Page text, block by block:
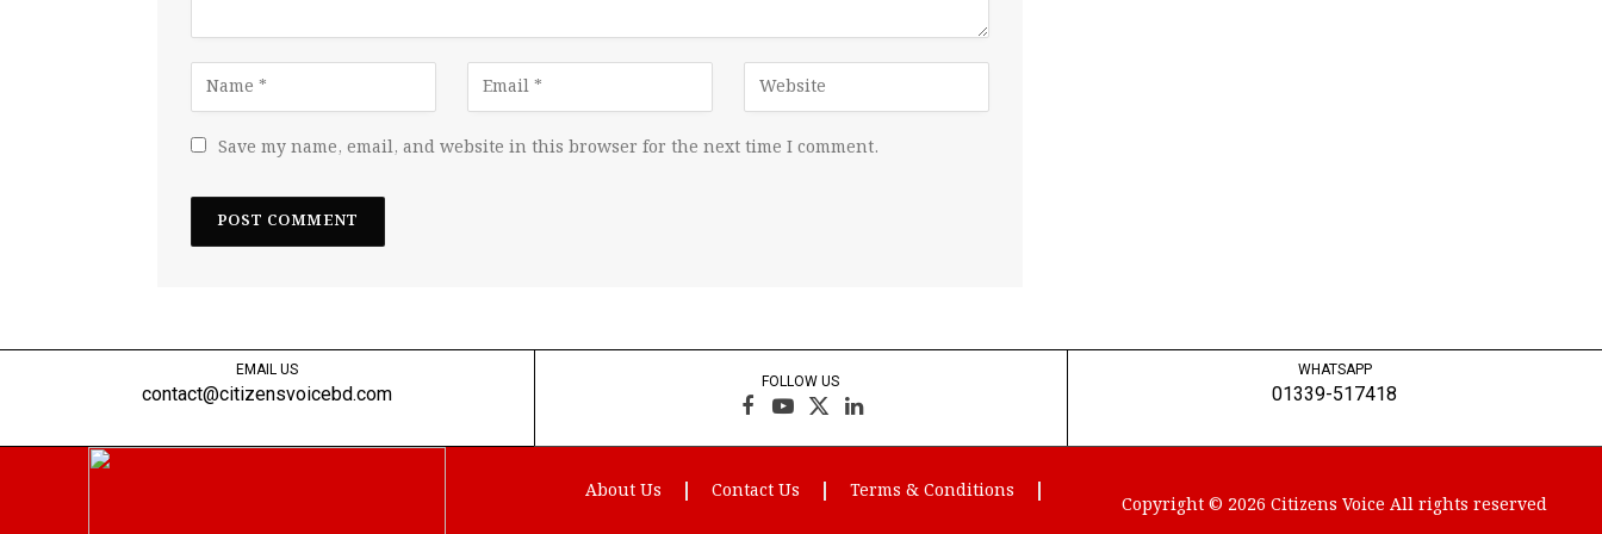
Save my name, email, and website in this browser for the next time I comment.
EMAIL US
contact@citizensvoicebd.com
FOLLOW US
Facebook
YouTube
X
(Twitter)
LinkedIn
About Us Contact Us Terms & Conditions
WHATSAPP
01339-517418
Copyright © 2026 Citizens Voice All rights reserved